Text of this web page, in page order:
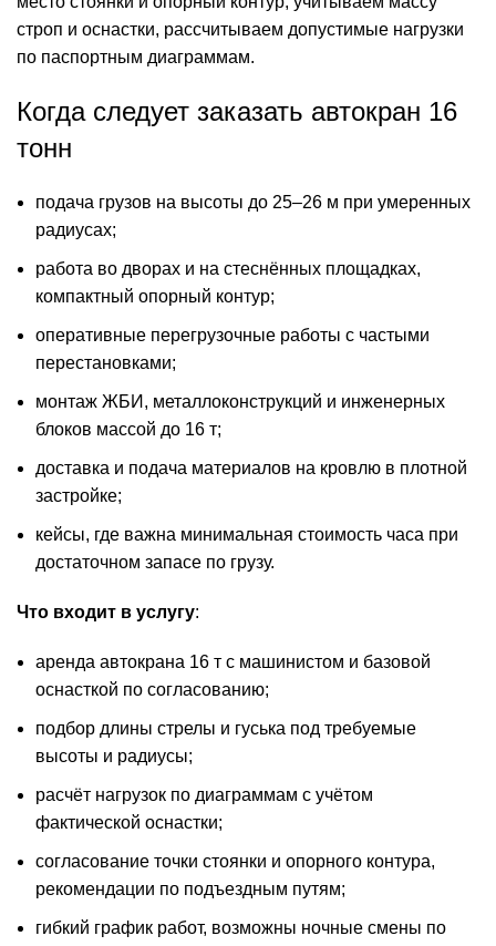
строп и оснастки, рассчитываем допустимые нагрузки
по паспортным диаграммам.
Когда следует заказать автокран 16
тонн
подача грузов на высоты до 25–26 м при умеренных
радиусах;
работа во дворах и на стеснённых площадках,
компактный опорный контур;
оперативные перегрузочные работы с частыми
перестановками;
монтаж ЖБИ, металлоконструкций и инженерных
блоков массой до 16 т;
доставка и подача материалов на кровлю в плотной
застройке;
кейсы, где важна минимальная стоимость часа при
достаточном запасе по грузу.
Что входит в услугу:
аренда автокрана 16 т с машинистом и базовой
оснасткой по согласованию;
подбор длины стрелы и гуська под требуемые
высоты и радиусы;
расчёт нагрузок по диаграммам с учётом
фактической оснастки;
согласование точки стоянки и опорного контура,
рекомендации по подъездным путям;
гибкий график работ, возможны ночные смены по